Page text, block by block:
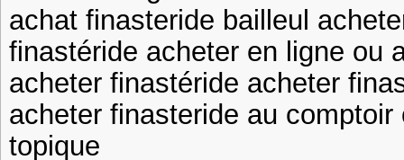
achat finasteride bailleul
finastéride acheter en ligne ou
acheter finastéride acheter
acheter finasteride au
topique